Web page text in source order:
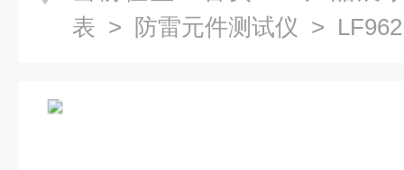
表 > 防雷元件测试仪 >